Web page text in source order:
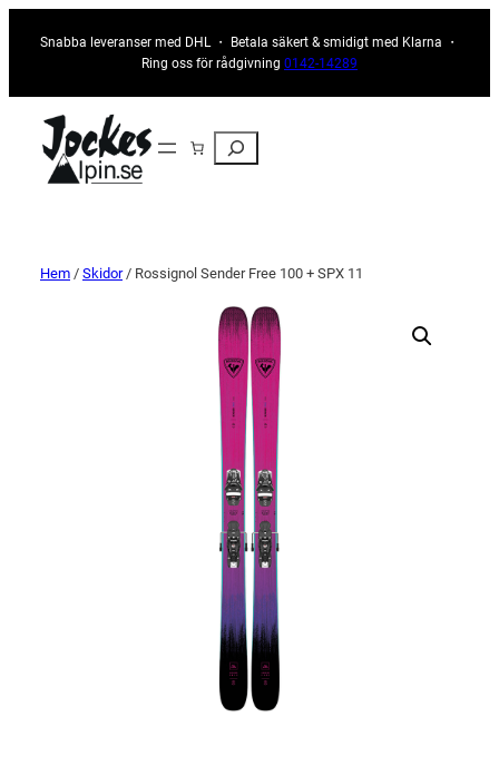
Snabba leveranser med DHL ・ Betala säkert & smidigt med Klarna ・
Ring oss för rådgivning 0142-14289
Sök
Hem / Skidor/ Rossignol Sender Free 100 + SPX 11